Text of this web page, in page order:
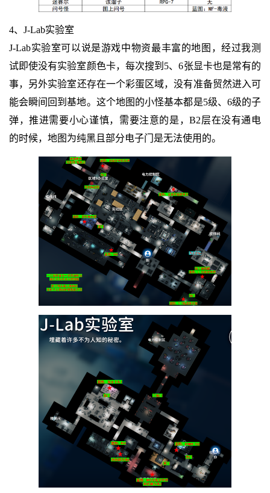
4、J-Lab实验室
J-Lab实验室可以说是游戏中物资最丰富的地图，经过我测
试即使没有实验室颜色卡，每次搜到5、6张显卡也是常有的
事，另外实验室还存在一个彩蛋区域，没有准备贸然进入可
能会瞬间回到基地。这个地图的小怪基本都是5级、6级的子
弹，推进需要小心谨慎，需要注意的是，B2层在没有通电
的时候，地图为纯黑且部分电子门是无法使用的。